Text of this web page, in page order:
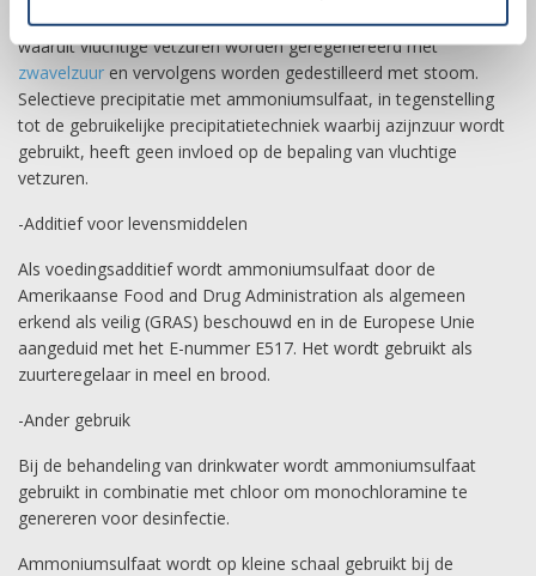
ammoniumsulfaatoplossing, die een heldere vloeistof achterlaat
waaruit vluchtige vetzuren worden geregenereerd met
zwavelzuur en vervolgens worden gedestilleerd met stoom.
Selectieve precipitatie met ammoniumsulfaat, in tegenstelling
tot de gebruikelijke precipitatietechniek waarbij azijnzuur wordt
gebruikt, heeft geen invloed op de bepaling van vluchtige
vetzuren.
-Additief voor levensmiddelen
Als voedingsadditief wordt ammoniumsulfaat door de
Amerikaanse Food and Drug Administration als algemeen
erkend als veilig (GRAS) beschouwd en in de Europese Unie
aangeduid met het E-nummer E517. Het wordt gebruikt als
zuurteregelaar in meel en brood.
-Ander gebruik
Bij de behandeling van drinkwater wordt ammoniumsulfaat
gebruikt in combinatie met chloor om monochloramine te
genereren voor desinfectie.
Ammoniumsulfaat wordt op kleine schaal gebruikt bij de